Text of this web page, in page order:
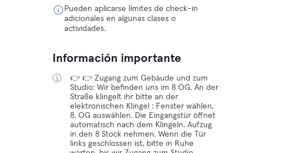
Pueden aplicarse límites de check-in
adicionales en algunas clases o
actividades.
Información importante
👉 👉 Zugang zum Gebäude und zum
Studio: Wir befinden uns im 8 OG. An der
Straße klingelt ihr bitte an der
elektronischen Klingel : Fenster wählen,
8. OG auswählen. Die Eingangstür öffnet
automatisch nach dem Klingeln. Aufzug
in den 8 Stock nehmen. Wenn die Tür
links geschlossen ist, bitte in Ruhe